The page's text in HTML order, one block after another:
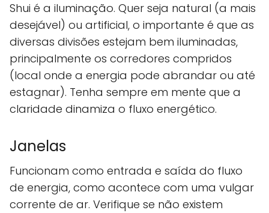
Shui é a iluminação. Quer seja natural (a mais
desejável) ou artificial, o importante é que as
diversas divisões estejam bem iluminadas,
principalmente os corredores compridos
(local onde a energia pode abrandar ou até
estagnar). Tenha sempre em mente que a
claridade dinamiza o fluxo energético.
Janelas
Funcionam como entrada e saída do fluxo
de energia, como acontece com uma vulgar
corrente de ar. Verifique se não existem